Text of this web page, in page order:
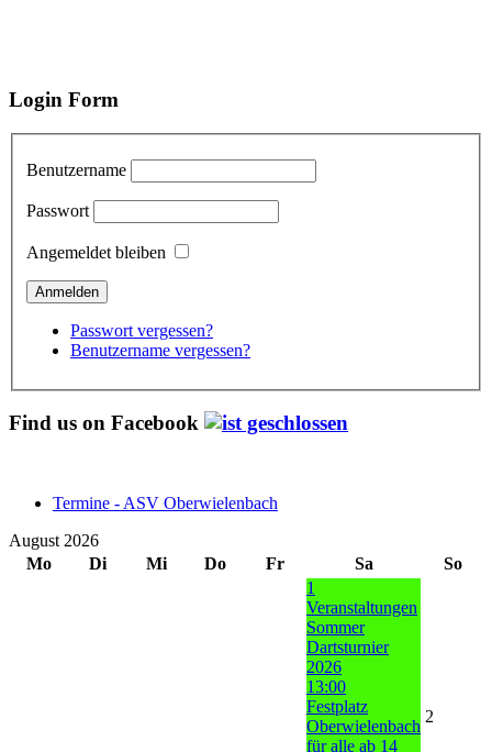
Login Form
Benutzername
Passwort
Angemeldet bleiben
Passwort vergessen?
Benutzername vergessen?
Find us on Facebook
Termine - ASV Oberwielenbach
August 2026
Mo
Di Mi Do Fr Sa
So
1
Veranstaltungen
Sommer
Dartsturnier
2026
13:00
Festplatz
Oberwielenbach
für alle ab 14
2